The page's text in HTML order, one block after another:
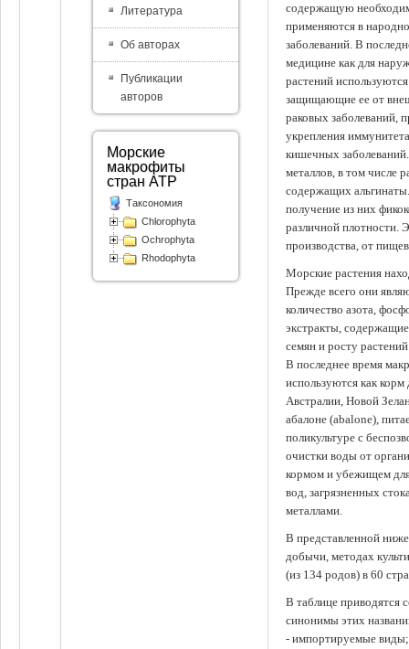
содержащую
применяются в
заболеваний. В
медицине как для
растений
защищающие ее от
раковых заболеваний,
укрепления
кишечных
металлов, в том числе
содержащих
получение из них
различной плотности.
производства, от
Морские растения
Прежде всего они
количество азота,
экстракты,
семян и росту
В последнее время
используются как
Австралии, Новой
абалоне (abalone),
поликультуре с
очистки воды от
кормом и убежищем
вод, загрязненных
металлами.
В представленной
добычи, методах
(из 134 родов) в 60
В таблице приводятся
синонимы этих
- импортируемые
Литература
Об авторах
Публикации
авторов
Морские
макрофиты
стран АТР
Таксономия
Chlorophyta
Ochrophyta
Rhodophyta